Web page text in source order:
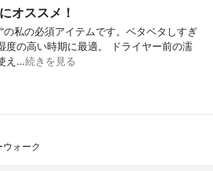
オススメ！
私の必須アイテムです。ベタベタしすぎ
度の高い時期に最適。 ドライヤー前の濡
え…続きを見る
ォーク